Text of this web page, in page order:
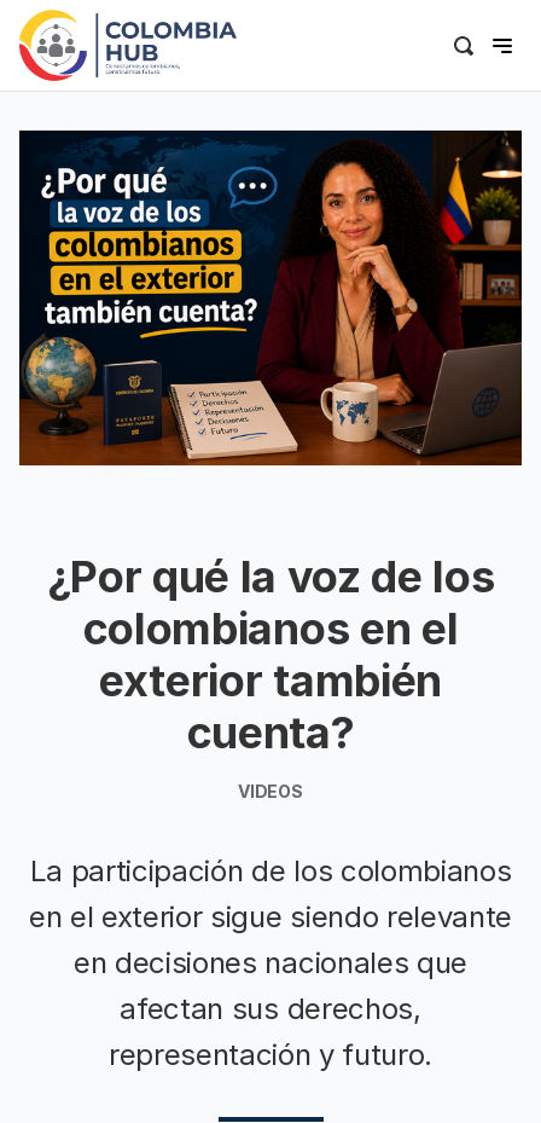
¿Por qué la voz de los
colombianos en el
exterior también
cuenta?
VIDEOS
La participación de los colombianos
en el exterior sigue siendo relevante
en decisiones nacionales que
afectan sus derechos,
representación y futuro.